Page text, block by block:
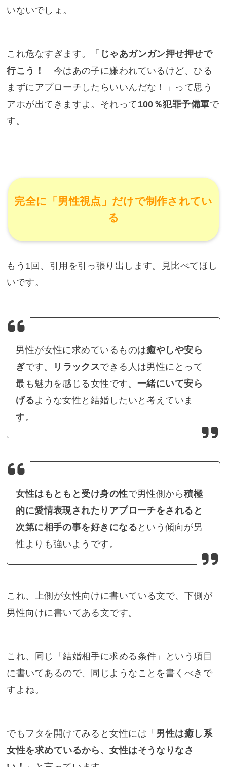
いないでしょ。
これ危なすぎます。「 じゃあガンガン押せ押せで
行こう！
今はあの子に嫌われているけど、ひる
まずにアプローチしたらいいんだな！」って思う
アホが出てきますよ。それって 100％犯罪予備軍で
す。
完全に「男性視点」だけで制作されてい
る
もう1回、引用を引っ張り出します。見比べてほし
いです。
男性が女性に求めているものは癒やしや安ら
ぎです。 リラックスできる人は男性にとって
最も魅力を感じる女性です。一緒にいて安ら
げるような女性と結婚したいと考えていま
す。
女性はもともと受け身の性で男性側から積極
的に愛情表現されたりアプローチをされると
次第に相手の事を好きになる という傾向が男
性よりも強いようです。
これ、上側が女性向けに書いている文で、下側が
男性向けに書いてある文です。
これ、同じ「結婚相手に求める条件」という項目
に書いてあるので、同じようなことを書くべきで
すよね。
でもフタを開けてみると女性には「 男性は癒し系
女性を求めているから、女性はそうなりなさ